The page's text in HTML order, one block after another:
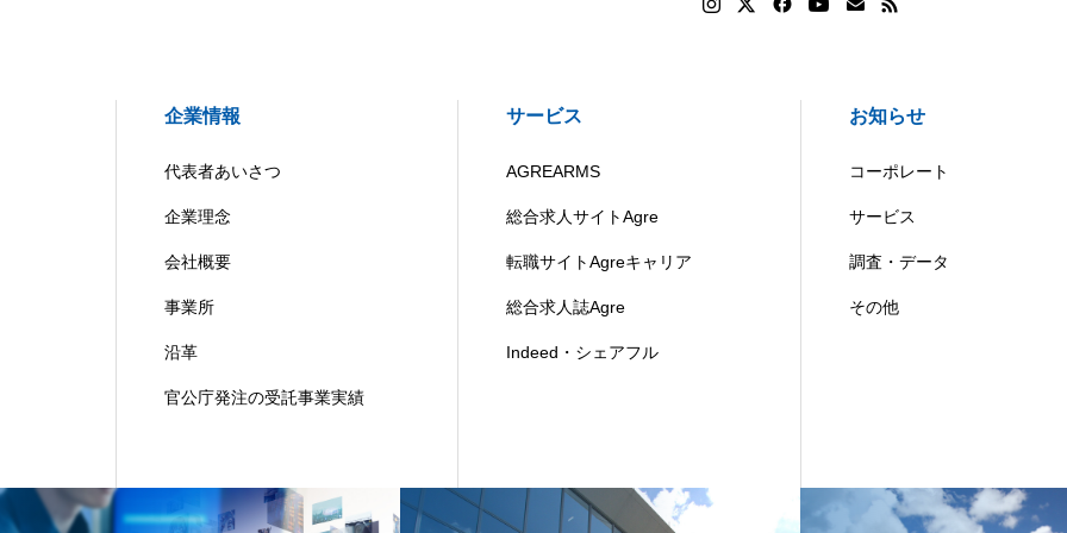
企業情報
代表者あいさつ
企業理念
会社概要
事業所
沿革
官公庁発注の受託事業実績
サービス
AGREARMS
総合求人サイトAgre
転職サイトAgreキャリア
総合求人誌Agre
Indeed・シェアフル
お知らせ
コーポレート
サービス
調査・データ
その他